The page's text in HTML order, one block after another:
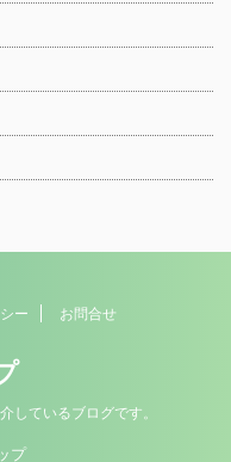
ー お問合せ
しているブログです。
プ